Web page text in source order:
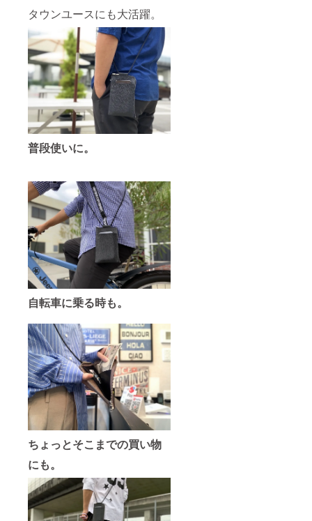
タウンユースにも大活躍。
普段使いに。
自転車に乗る時も。
ちょっとそこまでの買い物
にも。